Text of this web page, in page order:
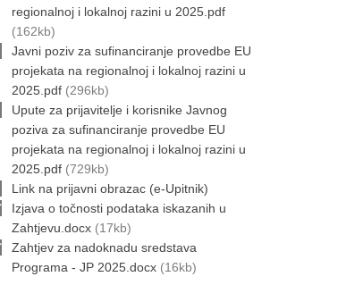
regionalnoj i lokalnoj razini u 2025.pdf
(162kb)
Javni poziv za sufinanciranje provedbe EU
projekata na regionalnoj i lokalnoj razini u
2025.pdf (296kb)
Upute za prijavitelje i korisnike Javnog
poziva za sufinanciranje provedbe EU
projekata na regionalnoj i lokalnoj razini u
2025.pdf (729kb)
Link na prijavni obrazac (e-Upitnik)
Izjava o točnosti podataka iskazanih u
Zahtjevu.docx (17kb)
Zahtjev za nadoknadu sredstava
Programa - JP 2025.docx (16kb)